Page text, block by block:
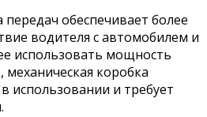
обеспечивает более
водителя с автомобилем и
использовать мощность
механическая коробка
использовании и требует